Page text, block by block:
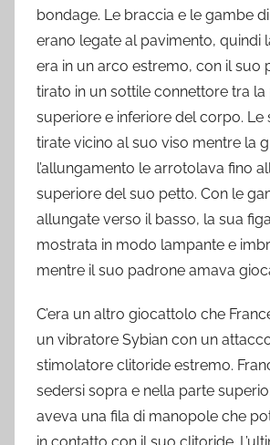
bondage. Le braccia e le gambe
erano legate al pavimento, quindi
era in un arco estremo, con il suo
tirato in un sottile connettore tra la
superiore e inferiore del corpo. Le
tirate vicino al suo viso mentre la
l’allungamento le arrotolava fino
superiore del suo petto. Con le
allungate verso il basso, la sua
mostrata in modo lampante e
mentre il suo padrone amava
C’era un altro giocattolo che
un vibratore Sybian con un
stimolatore clitoride estremo.
sedersi sopra e nella parte
aveva una fila di manopole che